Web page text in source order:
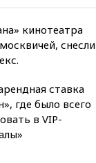
Путин обсудил с
летие Союза
деятелей
диарея охватила
США
кинотеатра
снесли
ставка
где было всего
в VIP-